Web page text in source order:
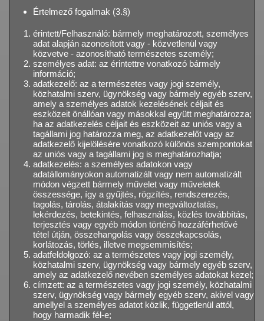
Értelmező fogalmak (3.§)
érintett/Felhasználó: bármely meghatározott, személyes
adat alapján azonosított vagy - közvetlenül vagy
közvetve - azonosítható természetes személy;
személyes adat: az érintettre vonatkozó bármely
információ;
adatkezelő: az a természetes vagy jogi személy,
közhatalmi szerv, ügynökség vagy bármely egyéb szerv,
amely a személyes adatok kezelésének céljait és
eszközeit önállóan vagy másokkal együtt meghatározza;
ha az adatkezelés céljait és eszközeit az uniós vagy a
tagállami jog határozza meg, az adatkezelőt vagy az
adatkezelő kijelölésére vonatkozó különös szempontokat
az uniós vagy a tagállami jog is meghatározhatja;
adatkezelés: a személyes adatokon vagy
adatállományokon automatizált vagy nem automatizált
módon végzett bármely művelet vagy műveletek
összessége, így a gyűjtés, rögzítés, rendszerezés,
tagolás, tárolás, átalakítás vagy megváltoztatás,
lekérdezés, betekintés, felhasználás, közlés továbbítás,
terjesztés vagy egyéb módon történő hozzáférhetővé
tétel útján, összehangolás vagy összekapcsolás,
korlátozás, törlés, illetve megsemmisítés;
adatfeldolgozó: az a természetes vagy jogi személy,
közhatalmi szerv, ügynökség vagy bármely egyéb szerv,
amely az adatkezelő nevében személyes adatokat kezel;
címzett: az a természetes vagy jogi személy, közhatalmi
szerv, ügynökség vagy bármely egyéb szerv, akivel vagy
amellyel a személyes adatot közlik, függetlenül attól,
hogy harmadik fél-e;